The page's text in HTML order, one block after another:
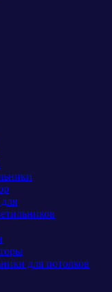
для потолков